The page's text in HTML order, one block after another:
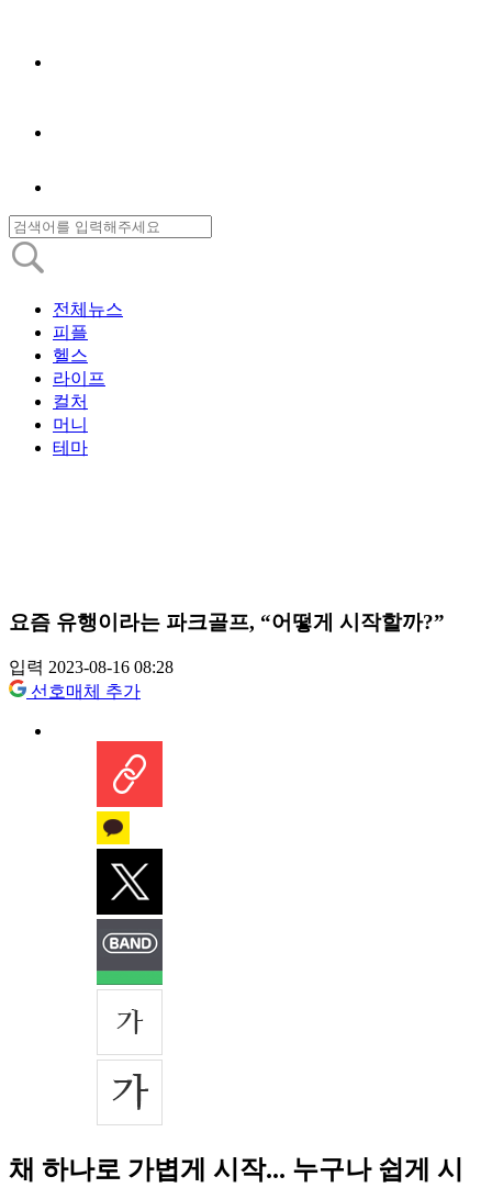
전체뉴스
피플
헬스
라이프
컬처
머니
테마
요즘 유행이라는 파크골프, “어떻게 시작할까?”
입력 2023-08-16 08:28
선호매체 추가
채 하나로 가볍게 시작... 누구나 쉽게 시